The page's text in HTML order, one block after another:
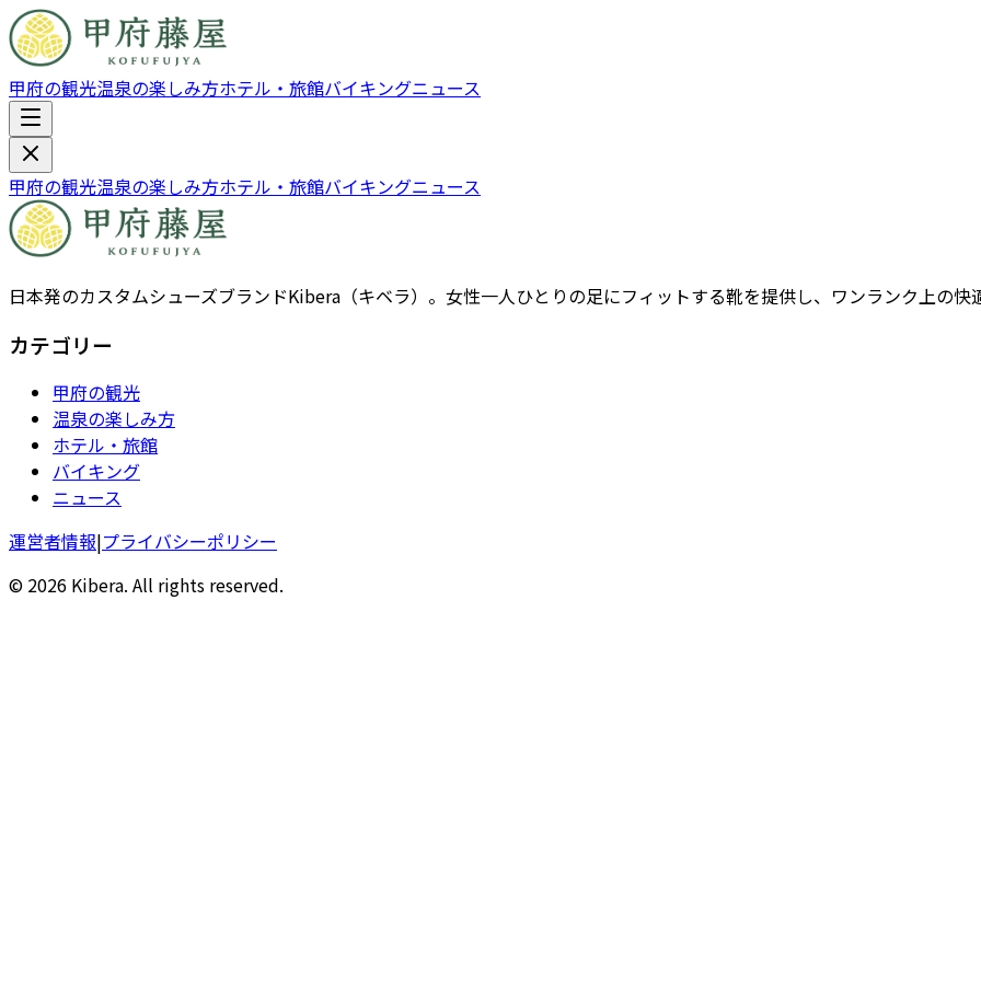
甲府の観光温泉の楽しみ方ホテル・旅館バイキングニュース
甲府の観光温泉の楽しみ方ホテル・旅館バイキングニュース
日本発のカスタムシューズブランドKibera（キベラ）。女性一人ひとりの足にフィットする靴を提供し、ワンランク上の快
カテゴリー
甲府の観光
温泉の楽しみ方
ホテル・旅館
バイキング
ニュース
運営者情報|プライバシーポリシー
© 2026 Kibera. All rights reserved.